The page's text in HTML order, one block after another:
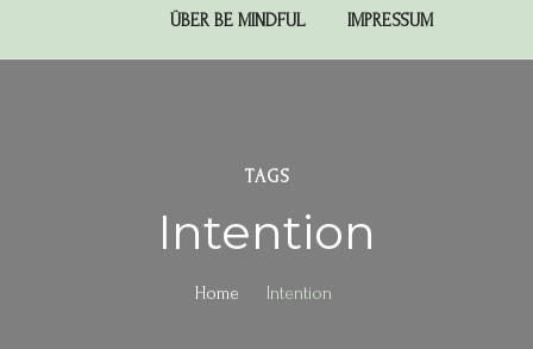
ÜBER BE MINDFUL IMPRESSUM
TAGS
Intention
Home Intention